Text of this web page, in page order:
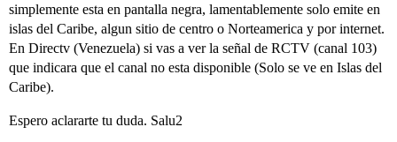
simplemente esta en pantalla negra, lamentablemente solo emite en
islas del Caribe, algun sitio de centro o Norteamerica y por internet.
En Directv (Venezuela) si vas a ver la señal de RCTV (canal 103)
que indicara que el canal no esta disponible (Solo se ve en Islas del
Caribe).
Espero aclararte tu duda. Salu2